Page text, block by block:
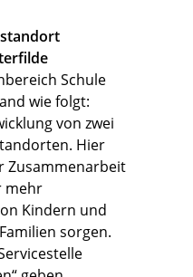
Schule
wie folgt:
von zwei
Hier
Zusammenarbeit
mehr
Kindern und
sorgen.